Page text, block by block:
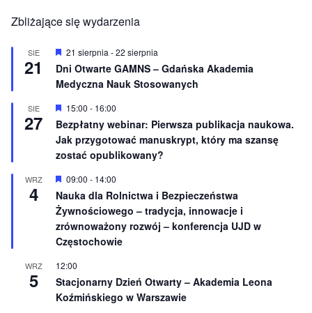
Zbliżające się wydarzenia
SIE
21
W
r
ó
n
o
n
e
21 sierpnia -22 sierpnia
Dni Otwarte GAMNS – Gdańska Akademia
Medyczna Nauk Stosowanych
SIE
27
W
r
ó
ż
n
i
o
n
e
15:00 - 16:00
Bezpłatny webinar: Pierwsza publikacja naukowa.
Jak przygotować manuskrypt, który ma szansę
zostać opublikowany?
WRZ
4
W
r
ó
ż
n
i
n
e
09:00 - 14:00
Nauka dla Rolnictwa i Bezpieczeństwa
Żywnościowego – tradycja, innowacje i
zrównoważony rozwój – konferencja UJD w
Częstochowie
WRZ
5
12:00
Stacjonarny Dzień Otwarty – Akademia Leona
Koźmińskiego w Warszawie